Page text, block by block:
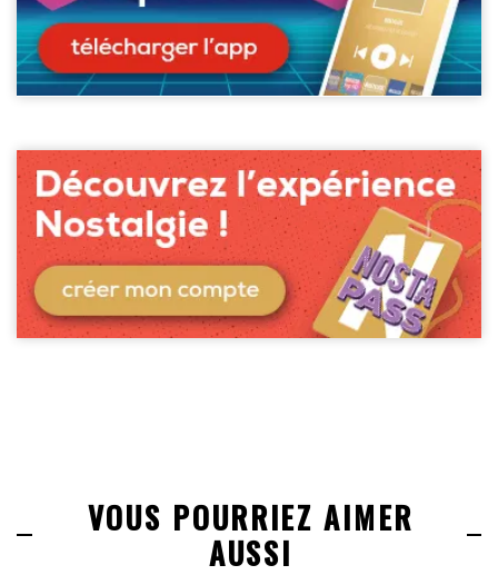
VOUS POURRIEZ AIMER
AUSSI